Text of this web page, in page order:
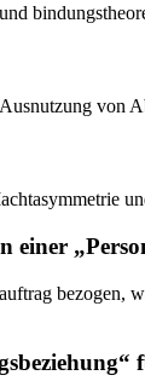
von
einer
bezogen,